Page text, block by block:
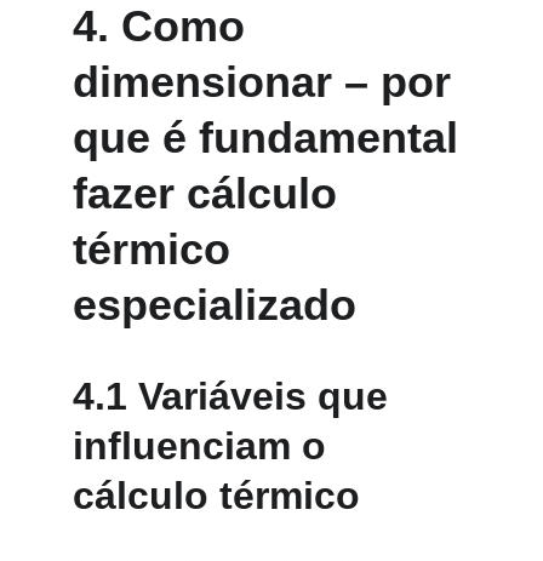
4. Como
dimensionar – por
que é fundamental
fazer cálculo
térmico
especializado
4.1 Variáveis que
influenciam o
cálculo térmico